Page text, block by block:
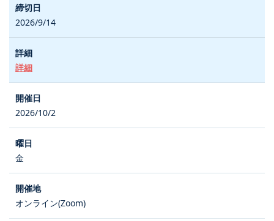
2026/9/14
詳細
2026/10/2
金
オンライン(Zoom)